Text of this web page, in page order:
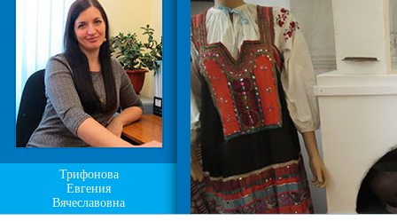
Трифонова
Евгения
Вячеславовна